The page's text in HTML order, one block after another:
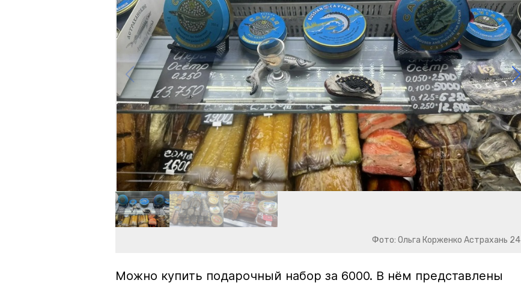
Фото: Ольга Корженко Астрахань 24
Можно купить подарочный набор за 6000. В нём представлены